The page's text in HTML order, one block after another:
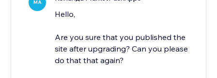
MA
Hello,
Are you sure that you published the
site after upgrading? Can you please
do that that again?